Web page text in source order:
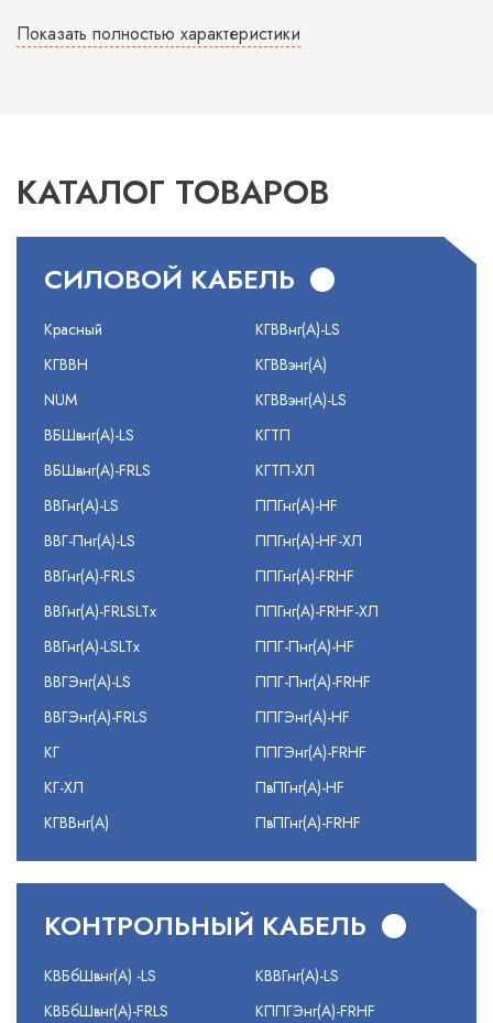
Показать полностью характеристики
КАТАЛОГ ТОВАРОВ
СИЛОВОЙ КАБЕЛЬ
Красный
КГВВН
NUM
ВБШвнг(А)-LS
ВБШвнг(А)-FRLS
ВВГнг(А)-LS
ВВГ-Пнг(А)-LS
ВВГнг(А)-FRLS
ВВГнг(А)-FRLSLTx
ВВГнг(А)-LSLTx
ВВГЭнг(А)-LS
ВВГЭнг(А)-FRLS
КГ
КГ-ХЛ
КГВВнг(А)
КГВВнг(А)-LS
КГВВэнг(А)
КГВВэнг(А)-LS
КГТП
КГТП-ХЛ
ППГнг(А)-HF
ППГнг(А)-HF-ХЛ
ППГнг(А)-FRHF
ППГнг(А)-FRHF-ХЛ
ППГ-Пнг(А)-HF
ППГ-Пнг(А)-FRHF
ППГЭнг(А)-HF
ППГЭнг(А)-FRHF
ПвПГнг(А)-HF
ПвПГнг(А)-FRHF
КОНТРОЛЬНЫЙ КАБЕЛЬ
КВБбШвнг(А) -LS
КВБбШвнг(А)-FRLS
КВВГнг(А)-LS
КППГЭнг(А)-FRHF